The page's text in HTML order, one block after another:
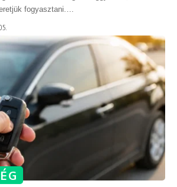
fogyasztani.